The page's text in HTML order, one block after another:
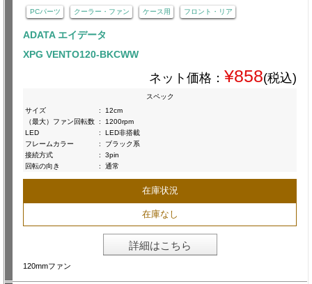
PCパーツ クーラー・ファン ケース用 フロント・リア
ADATA エイデータ
XPG VENTO120-BKCWW
ネット価格： ¥858(税込)
スペック
サイズ
:
12cm
（最大）ファン回転数 :
1200rpm
LED
:
LED非搭載
フレームカラー
:
ブラック系
接続方式
:
3pin
回転の向き
: 通常
在庫状況
在庫なし
詳細はこちら
120mmファン